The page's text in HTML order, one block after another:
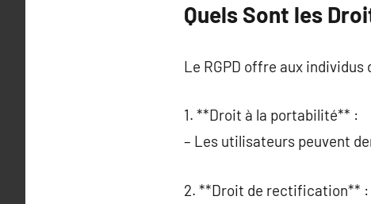
Quels Sont les
Le RGPD offre aux
1. **Droit à la portabilité** :
– Les utilisateurs peuvent
2. **Droit de rectification** :